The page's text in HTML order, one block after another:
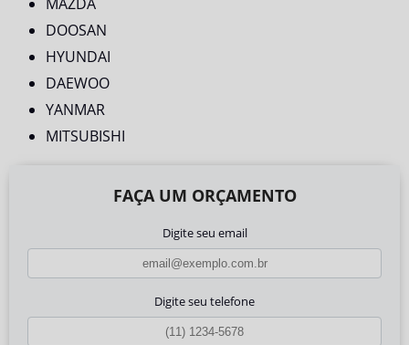
DOOSAN
HYUNDAI
DAEWOO
YANMAR
MITSUBISHI
FAÇA UM ORÇAMENTO
Digite seu email
Digite seu telefone